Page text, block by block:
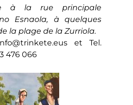
à la rue principale
Esnaola, à quelques
la plage de la Zurriola.
et Tel.
476 066